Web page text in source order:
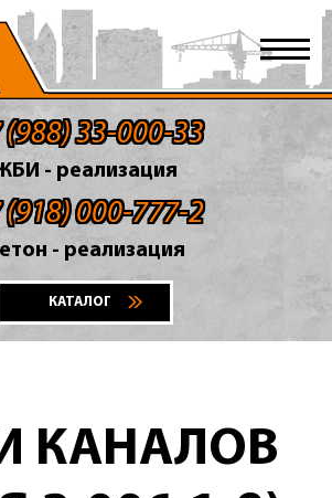
33-000-33
- реализация
000-777-2
- реализация
КАТАЛОГ
КАНАЛОВ